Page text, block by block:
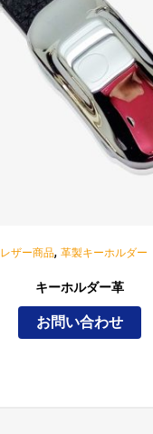
レザー商品, 革製キーホルダー
キーホルダー革
お問い合わせ